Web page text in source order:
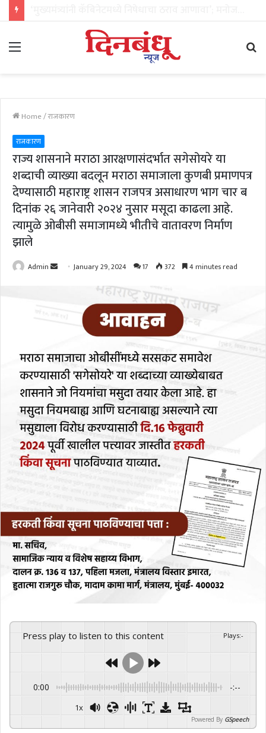
Menu
Home/राजकारण
राजकारण
राज्य शासनाने मराठा आरक्षणासंदर्भात सगेसोयरे या
शब्दाची व्याख्या बदलून मराठा समाजाला कुणबी प्रमाणपत्र
देण्यासाठी महाराष्ट्र शासन राजपत्र असाधारण भाग चार ब
दिनांक २६ जानेवारी २०२४ नुसार मसूदा काढला आहे.
त्यामुळे ओबीसी समाजामध्ये भीतीचे वातावरण निर्माण
झाले
Admin
Send January 29, 2024 17 372 4 minutes read
Press play to listen to this content Plays:-
0:00 -:--
1x
Powered By GSpeech